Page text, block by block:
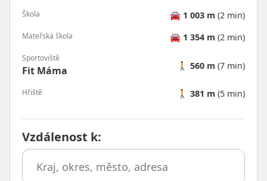
Škola 🚘 1 003 m (2 min)
Mateřská škola 🚘 1 354 m (2 min)
Sportoviště
Fit Máma 🚶 560 m (7 min)
Hřiště 🚶 381 m (5 min)
Vzdálenost k: